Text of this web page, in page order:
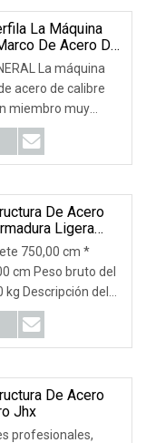
La Máquina
De Acero De
Villa Con
La máquina
acero de calibre
miembro muy
De Acero
Ligera
Velocidad
750,00 cm *
cm Peso bruto del
Descripción del
De Acero
Jhx
profesionales,